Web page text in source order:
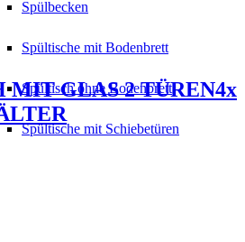
Spülbecken
Spültische mit Bodenbrett
Spültisch ohne Bodenbrett
Spültische mit Schiebetüren
MIT GLAS 2 TÜREN4x